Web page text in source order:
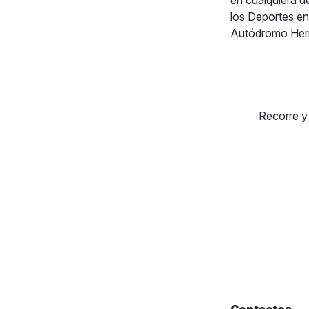
los Deportes
Autódromo
Recorre